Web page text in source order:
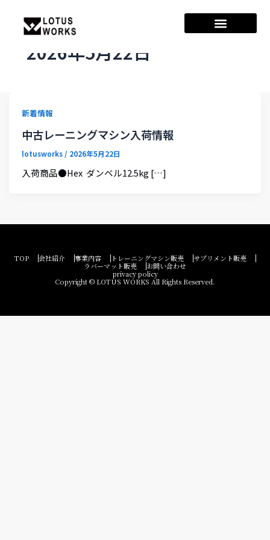
2026年5月22日
新着情報
中古レーニングマシン入荷情報
lotusworks / 2026年5月22日
入荷商品●Hex ダンベル12.5kg […]
TOP 会社紹介 事業内容 トレーニングマシン販売
サプリメント販売
ラバーマット販売
お問い合わせ
privacy policy
Copyright © LOTUS WORKS All Rights Reserved.